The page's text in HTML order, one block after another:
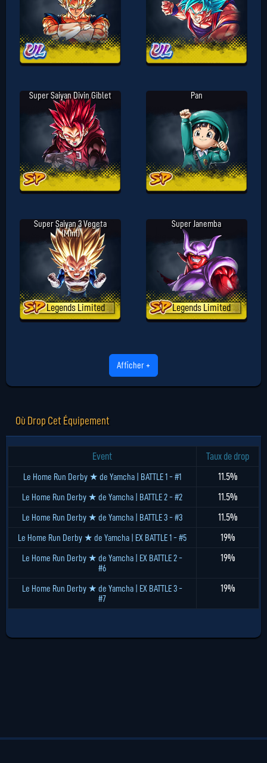
Super Saiyan Divin Giblet Pan
Super Saiyan 3 Vegeta
(Mini)
Legends Limited
Super Janemba
Legends Limited
Afficher +
Où Drop Cet Équipement
Event Taux de drop
Le Home Run Derby ★ de Yamcha | BATTLE 1 - #1 11.5%
Le Home Run Derby ★ de Yamcha | BATTLE 2 - #2 11.5%
Le Home Run Derby ★ de Yamcha | BATTLE 3 - #3 11.5%
Le Home Run Derby ★ de Yamcha | EX BATTLE 1 - #5 19%
Le Home Run Derby ★ de Yamcha | EX BATTLE 2 -
#6
19%
Le Home Run Derby ★ de Yamcha | EX BATTLE 3 -
#7
19%